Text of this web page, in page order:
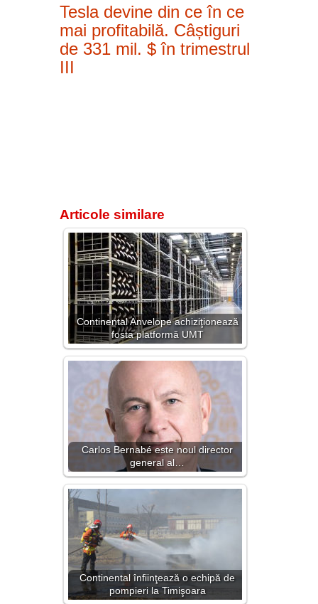
Tesla devine din ce în ce
mai profitabilă. Câștiguri
de 331 mil. $ în trimestrul
III
Articole similare
Continental Anvelope achiziţionează
fosta platformă UMT
Carlos Bernabé este noul director
general al…
Continental înfiinţează o echipă de
pompieri la Timişoara